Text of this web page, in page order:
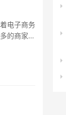
电子商务
的商家和